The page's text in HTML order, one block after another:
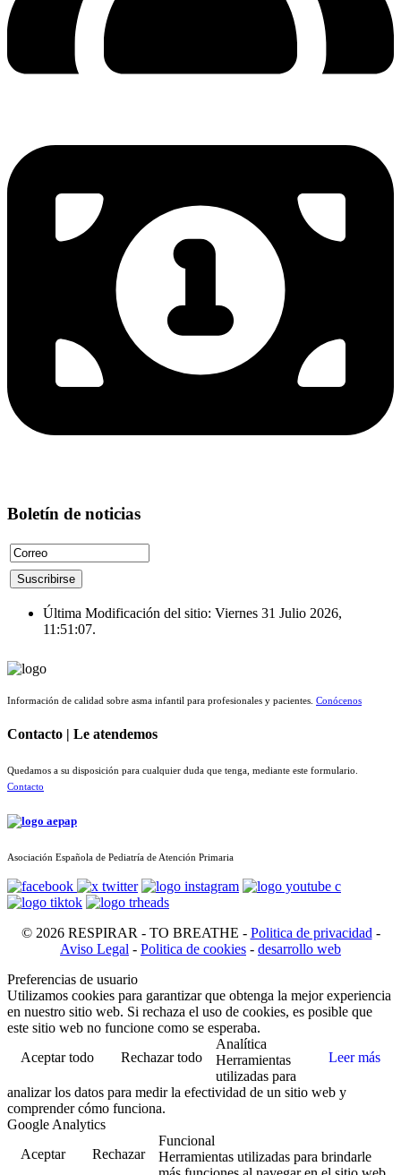
Boletín de noticias
Última Modificación del sitio: Viernes 31 Julio 2026,
11:51:07.
Información de calidad sobre asma infantil para profesionales y pacientes. Conócenos
Contacto | Le atendemos
Quedamos a su disposición para cualquier duda que tenga, mediante este formulario.
Contacto
Asociación Española de Pediatría de Atención Primaria
© 2026 RESPIRAR - TO BREATHE - Politica de privacidad -
Aviso Legal - Politica de cookies - desarrollo web
Preferencias de usuario
Utilizamos cookies para garantizar que obtenga la mejor experiencia
en nuestro sitio web. Si rechaza el uso de cookies, es posible que
este sitio web no funcione como se esperaba.
Aceptar todo
Rechazar todo Leer más
Analítica
Herramientas
utilizadas para
analizar los datos para medir la efectividad de un sitio web y
comprender cómo funciona.
Google Analytics
Aceptar
Rechazar
Funcional
Herramientas utilizadas para brindarle